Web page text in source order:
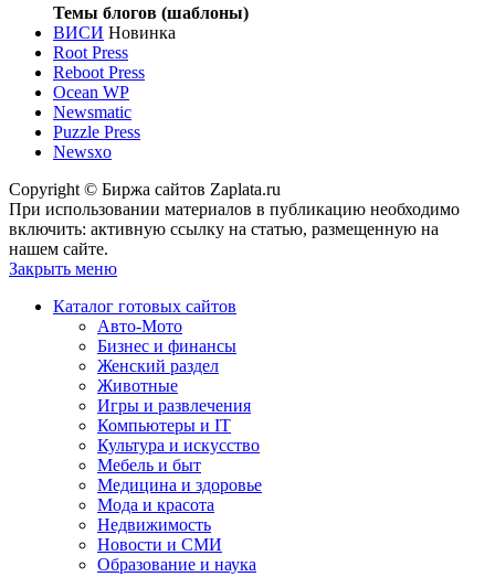
Темы блогов (шаблоны)
ВИСИ Новинка
Root Press
Reboot Press
Ocean WP
Newsmatic
Puzzle Press
Newsxo
Copyright © Биржа сайтов Zaplata.ru
При использовании материалов в публикацию необходимо
включить: активную ссылку на статью, размещенную на
нашем сайте.
Закрыть меню
Каталог готовых сайтов
Авто-Мото
Бизнес и финансы
Женский раздел
Животные
Игры и развлечения
Компьютеры и IT
Культура и искусство
Мебель и быт
Медицина и здоровье
Мода и красота
Недвижимость
Новости и СМИ
Образование и наука